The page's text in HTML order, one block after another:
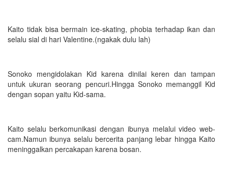
Kaito tidak bisa bermain ice-skating, phobia terhadap ikan dan
selalu sial di hari Valentine.(ngakak dulu lah)
Sonoko mengidolakan Kid karena dinilai keren dan tampan
untuk ukuran seorang pencuri.Hingga Sonoko memanggil Kid
dengan sopan yaitu Kid-sama.
Kaito selalu berkomunikasi dengan ibunya melalui video web-
cam.Namun ibunya selalu bercerita panjang lebar hingga Kaito
meninggalkan percakapan karena bosan.